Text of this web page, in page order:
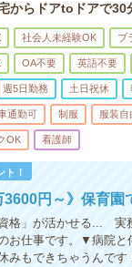
宅からドアtoドアで
社会人未経験OK ブ
OA不要 英語不要
週5日勤務 土日祝休
通勤可 制服 服装自
OK 看護師
ト！
3600円～》保育
格」が活かせる... 実
お仕事です。▼病院
みもできちゃうんで